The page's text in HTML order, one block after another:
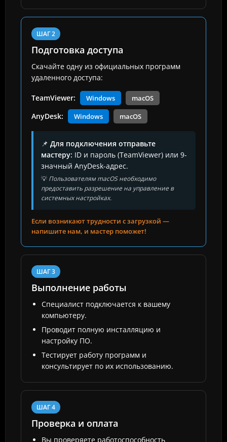
ШАГ 2
Подготовка доступа
Скачайте одну из официальных программ
удаленного доступа:
TeamViewer: Windows macOS
AnyDesk: Windows macOS
📌 Для подключения отправьте
мастеру: ID и пароль (TeamViewer) или 9-
значный AnyDesk-адрес.
💡 Пользователям macOS необходимо
предоставить разрешение на управление в
системных настройках.
Если возникают трудности с загрузкой —
напишите нам, и мастер поможет!
ШАГ 3
Выполнение работы
Специалист подключается к вашему
компьютеру.
Проводит полную инсталляцию и
настройку ПО.
Тестирует работу программ и
консультирует по их использованию.
ШАГ 4
Проверка и оплата
Вы проверяете работоспособность